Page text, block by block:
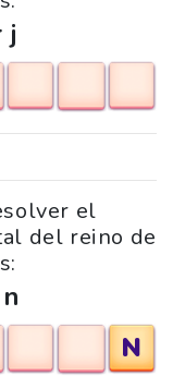
j
el
del reino de
N